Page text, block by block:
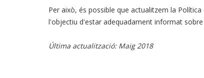
Per això, és possible que actualitzem la
l'objectiu d'estar adequadament informat
Última actualització: Maig 2018